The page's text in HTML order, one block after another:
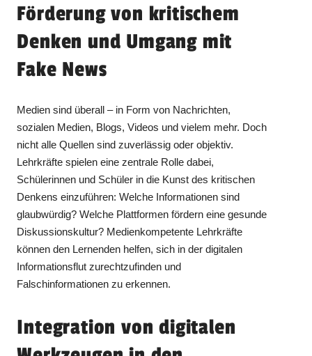
Förderung von kritischem
Denken und Umgang mit
Fake News
Medien sind überall – in Form von Nachrichten,
sozialen Medien, Blogs, Videos und vielem mehr. Doch
nicht alle Quellen sind zuverlässig oder objektiv.
Lehrkräfte spielen eine zentrale Rolle dabei,
Schülerinnen und Schüler in die Kunst des kritischen
Denkens einzuführen: Welche Informationen sind
glaubwürdig? Welche Plattformen fördern eine gesunde
Diskussionskultur? Medienkompetente Lehrkräfte
können den Lernenden helfen, sich in der digitalen
Informationsflut zurechtzufinden und
Falschinformationen zu erkennen.
Integration von digitalen